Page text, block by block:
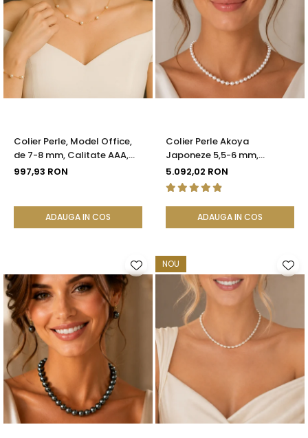
Colier Perle, Model Office,
de 7-8 mm, Calitate AAA,
Aur 14K | KASKADDA®
997,93 RON
ADAUGA IN COS
Colier Perle Akoya
Japoneze 5,5-6 mm,
Închizătoare Sferică Aur Alb
14K | KASKADDA®
5.092,02 RON
ADAUGA IN COS
NOU